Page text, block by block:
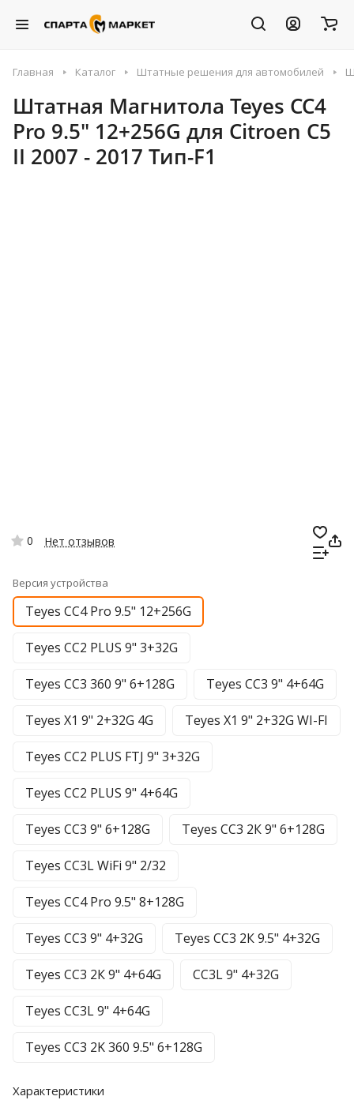
Главная Каталог Штатные решения для автомобилей
Штатная Магнитола Teyes CC4
Pro 9.5" 12+256G для Citroen C5
II 2007 - 2017 Тип-F1
0 Нет отзывов
Версия устройства
Teyes CC4 Pro 9.5" 12+256G
Teyes CC2 PLUS 9" 3+32G
Teyes CC3 360 9" 6+128G Teyes CC3 9" 4+64G
Teyes X1 9" 2+32G 4G Teyes X1 9" 2+32G WI-FI
Teyes CC2 PLUS FTJ 9" 3+32G
Teyes CC2 PLUS 9" 4+64G
Teyes CC3 9" 6+128G Teyes CC3 2К 9" 6+128G
Teyes CC3L WiFi 9" 2/32
Teyes CC4 Pro 9.5" 8+128G
Teyes CC3 9" 4+32G Teyes CC3 2К 9.5" 4+32G
Teyes CC3 2К 9" 4+64G CC3L 9" 4+32G
Teyes CC3L 9" 4+64G
Teyes CC3 2K 360 9.5" 6+128G
Характеристики